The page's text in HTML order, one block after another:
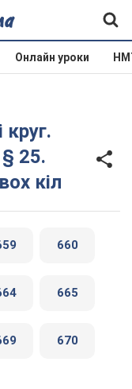
Онлайн уроки
25.
кіл
660
665
670